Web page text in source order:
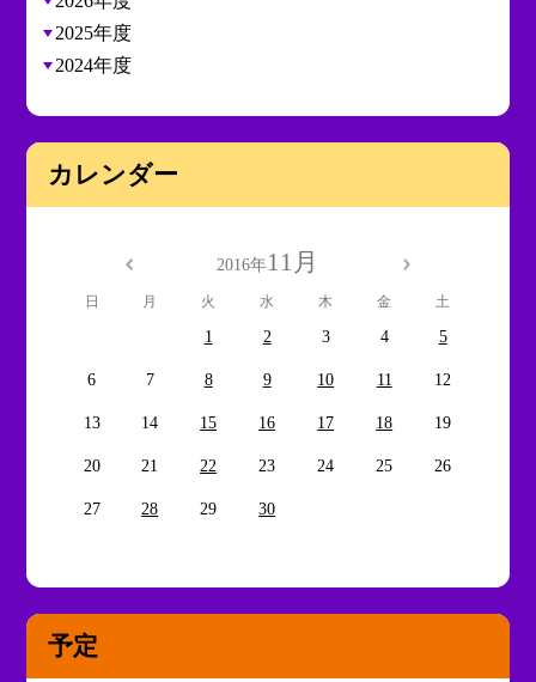
2025年度
2024年度
カレンダー
2016年11月
日 月 火 水 木 金 土
1 2 3 4 5
6 7 8 9 10 11 12
13 14 15 16 17 18 19
20 21 22 23 24 25 26
27 28 29 30
予定